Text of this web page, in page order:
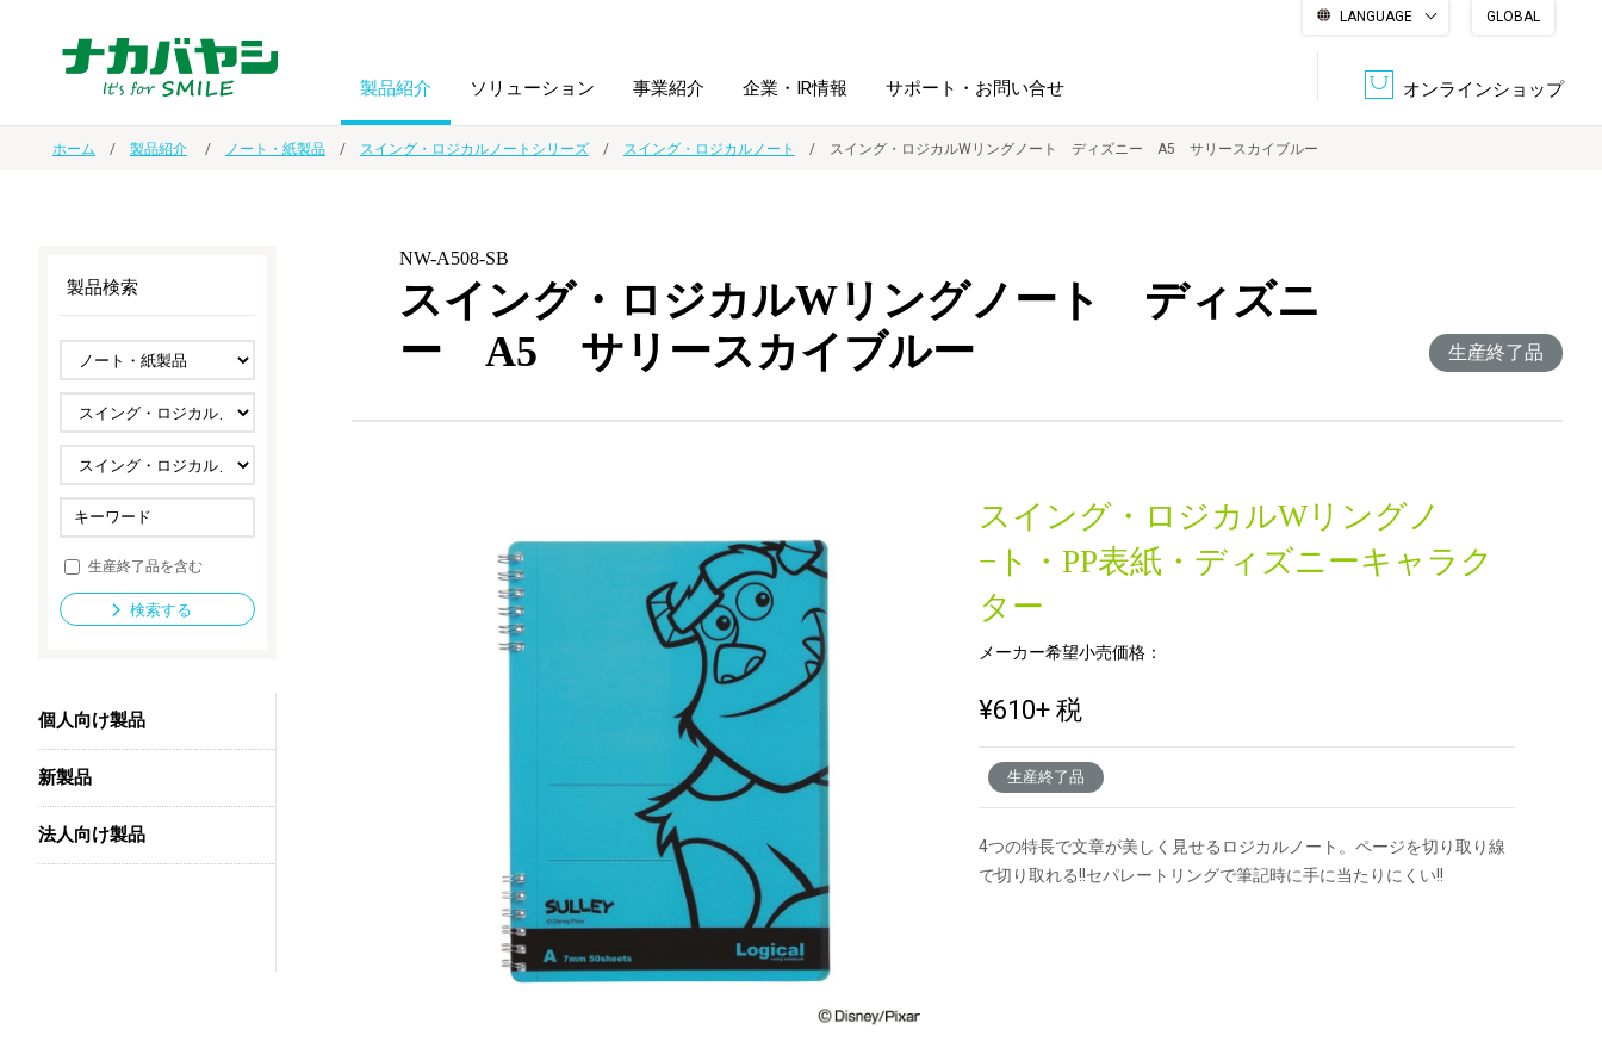
LANGUAGE
GLOBAL
オンラインショップ
製品紹介
ノート・紙製品
ファイル・
ホルダー用品
筆記具
スマートフォン・
タブレット関連
防災・
セキュリティ用品
法人向け製品 新製品一覧
ソリューション
オーダー手帳・ノベルティ制作 学校ソリューション DPS（データ・プリント・サービス）
ドキュメントスキャニングサービス
導入事例
事業紹介 企業・IR情報
IR情報 沿革 認証一覧
サステナビリティ
サポート・お問い合せ
ホーム 製品紹介 ノート・紙製品 スイング・ロジカルノートシリーズ スイング・ロジカルノート スイング・ロジカルWリングノート ディズニー A5 サリースカイブルー
NW-A508-SB
スイング・ロジカルWリングノート ディズニ
ー A5 サリースカイブルー
生産終了品
スイング・ロジカルWリングノ
−ト・PP表紙・ディズニーキャラク
ター
メーカー希望小売価格：
¥610+ 税
生産終了品
4つの特長で文章が美しく見せるロジカルノート。ページを切り取り線
で切り取れる!!セパレートリングで筆記時に手に当たりにくい!!
製品検索
生産終了品を含む
検索する
個人向け製品
新製品
法人向け製品